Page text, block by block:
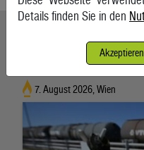
Energieimporte trieben
7. August 2026, Wien
Details finden Sie in den
Akzeptieren